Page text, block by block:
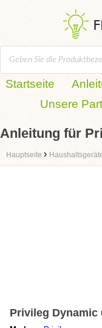
Startseite
Unsere
Anleitung für
Hauptseite ›
Privileg Dynamic